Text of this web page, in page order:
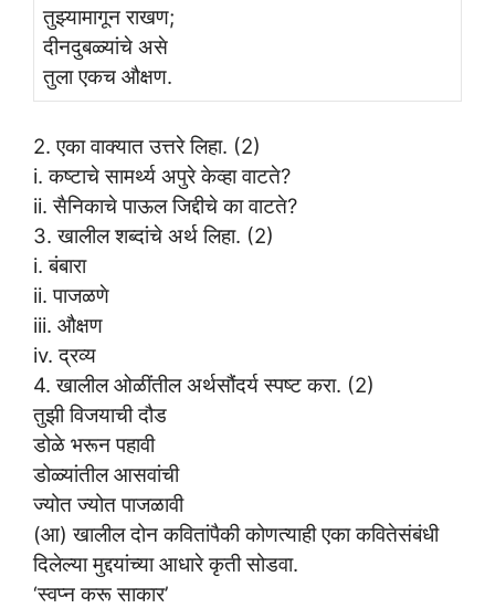
तुझ्यामागून राखण;
दीनदुबळ्यांचे असे
तुला एकच औक्षण.
2. एका वाक्यात उत्तरे लिहा. (2)
i. कष्टाचे सामर्थ्य अपुरे केव्हा वाटते?
ii. सैनिकाचे पाऊल जिद्दीचे का वाटते?
3. खालील शब्दांचे अर्थ लिहा. (2)
i. बंबारा
ii. पाजळणे
iii. औक्षण
iv. द्रव्य
4. खालील ओळींतील अर्थसौंदर्य स्पष्ट करा. (2)
तुझी विजयाची दौड
डोळे भरून पहावी
डोळ्यांतील आसवांची
ज्योत ज्योत पाजळावी
(आ) खालील दोन कवितांपैकी कोणत्याही एका कवितेसंबंधी
दिलेल्या मुद्दयांच्या आधारे कृती सोडवा.
‘स्वप्न करू साकार’